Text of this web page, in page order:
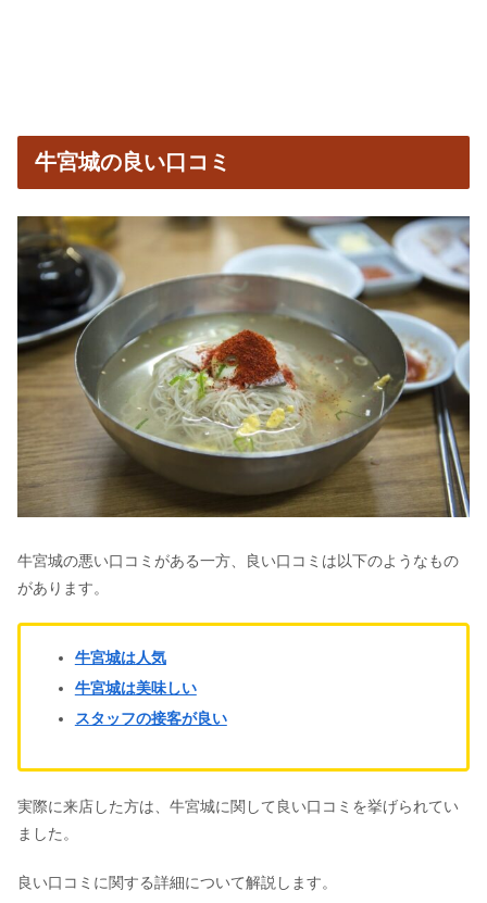
牛宮城の良い口コミ
牛宮城の悪い口コミがある一方、良い口コミは以下のようなもの
があります。
牛宮城は人気
牛宮城は美味しい
スタッフの接客が良い
実際に来店した方は、牛宮城に関して良い口コミを挙げられてい
ました。
良い口コミに関する詳細について解説します。